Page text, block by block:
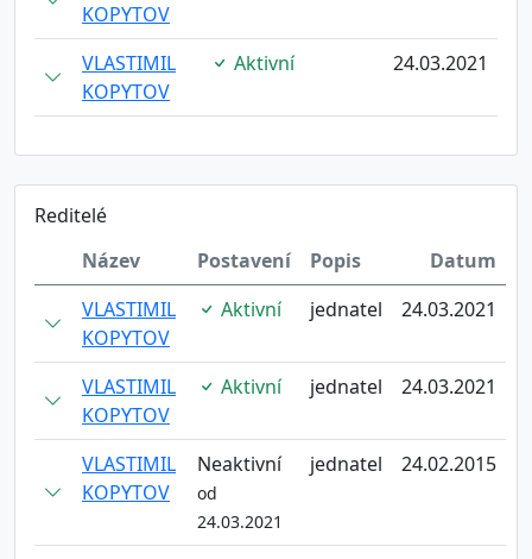
KOPYTOV
VLASTIMIL
KOPYTOV
Aktivní 24.03.2021
Reditelé
Název
Postavení Popis
Datum
VLASTIMIL
KOPYTOV
Aktivní jednatel 24.03.2021
VLASTIMIL
KOPYTOV
Aktivní jednatel 24.03.2021
VLASTIMIL
KOPYTOV
Neaktivní
od
24.03.2021
jednatel 24.02.2015